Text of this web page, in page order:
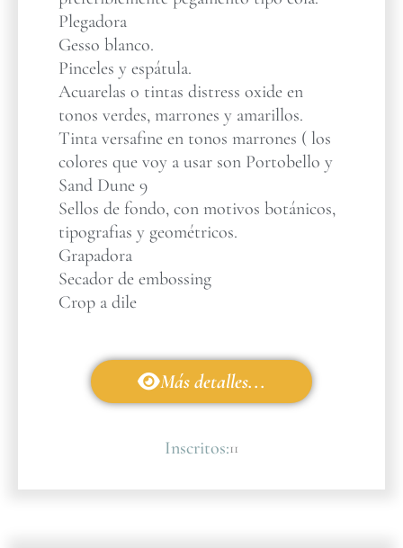
Plegadora
Gesso blanco.
Pinceles y espátula.
Acuarelas o tintas distress oxide en
tonos verdes, marrones y amarillos.
Tinta versafine en tonos marrones ( los
colores que voy a usar son Portobello y
Sand Dune 9
Sellos de fondo, con motivos botánicos,
tipografias y geométricos.
Grapadora
Secador de embossing
Crop a dile
Más detalles...
Inscritos:11